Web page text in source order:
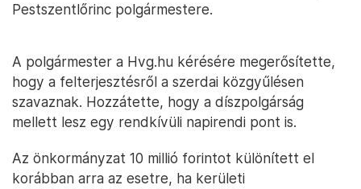
Pestszentlőrinc polgármestere.
A polgármester a Hvg.hu kérésére megerősítette,
hogy a felterjesztésről a szerdai közgyűlésen
szavaznak. Hozzátette, hogy a díszpolgárság
mellett lesz egy rendkívüli napirendi pont is.
Az önkormányzat 10 millió forintot különített el
korábban arra az esetre, ha kerületi